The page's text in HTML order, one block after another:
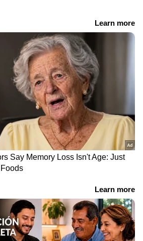
ജാഗ്രത നിർദ്ദേശം
പാലക്കാട്, മലപ്പുറം,
കണ്ണൂർ, കാസ‍ർകോട്
യെല്ലോ അലർട്ട്.